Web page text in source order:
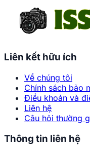
Liên kết hữu ích
Về chúng tôi
Chính sách bảo
Điều khoản và
Liên hệ
Câu hỏi thường
Thông tin liên hệ